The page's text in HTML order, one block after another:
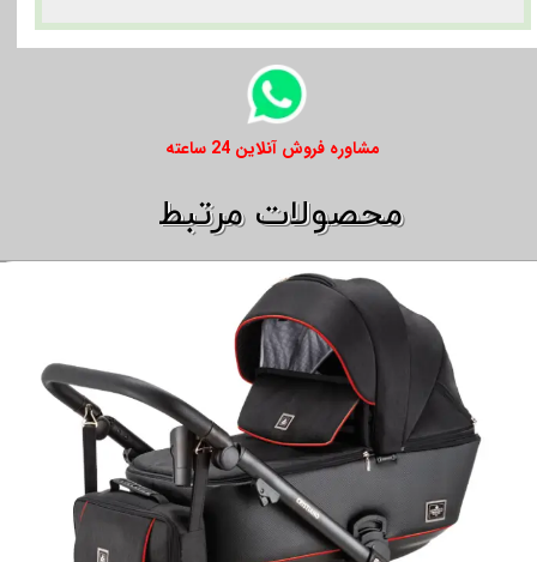
​​مشاوره فروش آنلاین 24 ساعته
​​محصولات مرتبط